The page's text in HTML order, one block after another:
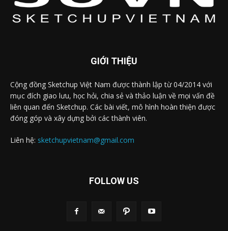
GIỚI THIỆU
Cộng đồng Sketchup Việt Nam được thành lập từ 04/2014 với
mục đích giao lưu, học hỏi, chia sẻ và thảo luận về mọi vấn đề
liên quan đến Sketchup. Các bài viết, mô hình hoàn thiện được
đóng góp và xây dựng bởi các thành viên.
Liên hệ: sketchupvietnam@gmail.com
FOLLOW US